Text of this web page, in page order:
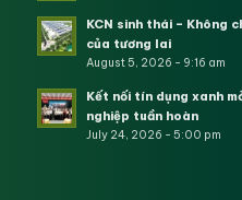
KCN sinh thái – Không
của tương lai
August 5, 2026 - 9:16 am
Kết nối tín dụng xanh
nghiệp tuần hoàn
July 24, 2026 - 5:00 pm